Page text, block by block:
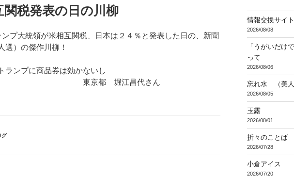
関税発表の日の川柳
プ大統領が米相互関税、日本は２４％と発表した日の、新聞
選）の傑作川柳！
プに商品券は効かないし
都 堀江昌代さん
グ
情報交換サイ
2026/08/08
「うがいだけ
って
2026/08/06
忘れ水 （美人
2026/08/05
玉露
2026/08/01
折々のことば
2026/07/28
小倉アイス
2026/07/20